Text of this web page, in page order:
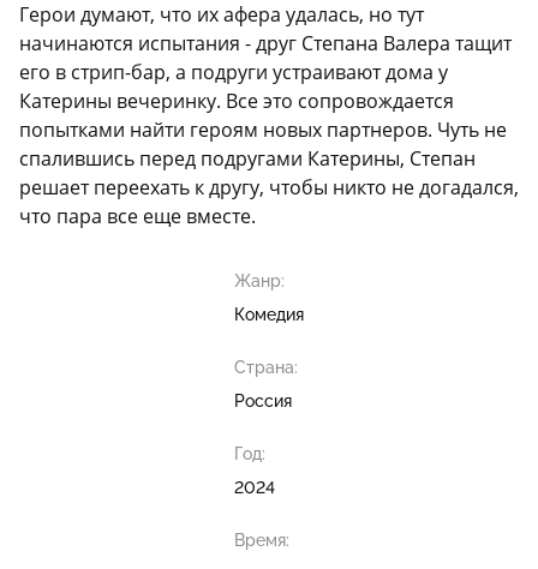
Герои думают, что их афера удалась, но тут
начинаются испытания - друг Степана Валера тащит
его в стрип-бар, а подруги устраивают дома у
Катерины вечеринку. Все это сопровождается
попытками найти героям новых партнеров. Чуть не
спалившись перед подругами Катерины, Степан
решает переехать к другу, чтобы никто не догадался,
что пара все еще вместе.
Жанр:
Комедия
Страна:
Россия
Год:
2024
Время: